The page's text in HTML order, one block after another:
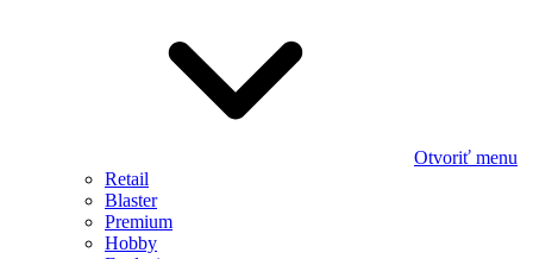
Otvoriť menu
Retail
Blaster
Premium
Hobby